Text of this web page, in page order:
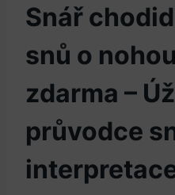
Snář
snů o
zdarma –
průvodce